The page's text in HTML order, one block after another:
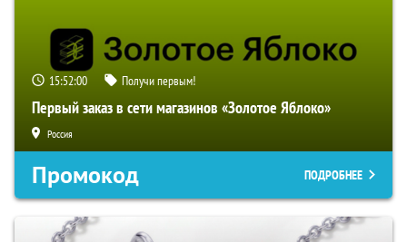
15:51:59 Получи первым!
Первый заказ в сети магазинов «Золотое Яблоко»
Россия
Промокод ПОДРОБНЕЕ